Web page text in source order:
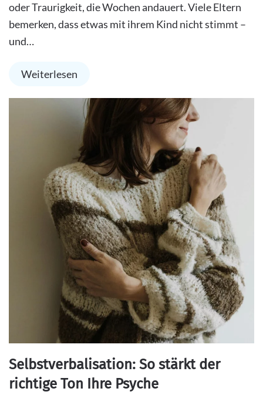
oder Traurigkeit, die Wochen andauert. Viele Eltern
bemerken, dass etwas mit ihrem Kind nicht stimmt –
und…
Weiterlesen
Selbstverbalisation: So stärkt der
richtige Ton Ihre Psyche